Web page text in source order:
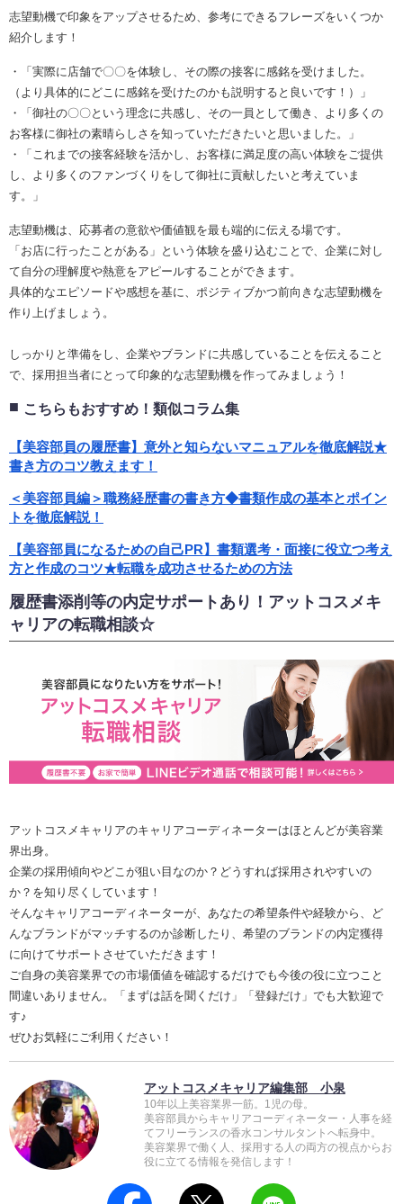
志望動機で印象をアップさせるため、参考にできるフレーズをいくつか
紹介します！
・「実際に店舗で〇〇を体験し、その際の接客に感銘を受けました。
（より具体的にどこに感銘を受けたのかも説明すると良いです！）」
・「御社の〇〇という理念に共感し、その一員として働き、より多くの
お客様に御社の素晴らしさを知っていただきたいと思いました。」
・「これまでの接客経験を活かし、お客様に満足度の高い体験をご提供
し、より多くのファンづくりをして御社に貢献したいと考えていま
す。」
志望動機は、応募者の意欲や価値観を最も端的に伝える場です。
「お店に行ったことがある」という体験を盛り込むことで、企業に対し
て自分の理解度や熱意をアピールすることができます。
具体的なエピソードや感想を基に、ポジティブかつ前向きな志望動機を
作り上げましょう。
しっかりと準備をし、企業やブランドに共感していることを伝えること
で、採用担当者にとって印象的な志望動機を作ってみましょう！
こちらもおすすめ！類似コラム集
【美容部員の履歴書】意外と知らないマニュアルを徹底解説★
書き方のコツ教えます！
＜美容部員編＞職務経歴書の書き方◆書類作成の基本とポイン
トを徹底解説！
【美容部員になるための自己PR】書類選考・面接に役立つ考え
方と作成のコツ★転職を成功させるための方法
履歴書添削等の内定サポートあり！アットコスメキ
ャリアの転職相談☆
アットコスメキャリアのキャリアコーディネーターはほとんどが美容業
界出身。
企業の採用傾向やどこが狙い目なのか？どうすれば採用されやすいの
か？を知り尽くしています！
そんなキャリアコーディネーターが、あなたの希望条件や経験から、ど
んなブランドがマッチするのか診断したり、希望のブランドの内定獲得
に向けてサポートさせていただきます！
ご自身の美容業界での市場価値を確認するだけでも今後の役に立つこと
間違いありません。「まずは話を聞くだけ」「登録だけ」でも大歓迎で
す♪
ぜひお気軽にご利用ください！
アットコスメキャリア編集部 小泉
10年以上美容業界一筋。1児の母。
美容部員からキャリアコーディネーター・人事を経
てフリーランスの香水コンサルタントへ転身中。
美容業界で働く人、採用する人の両方の視点からお
役に立てる情報を発信します！